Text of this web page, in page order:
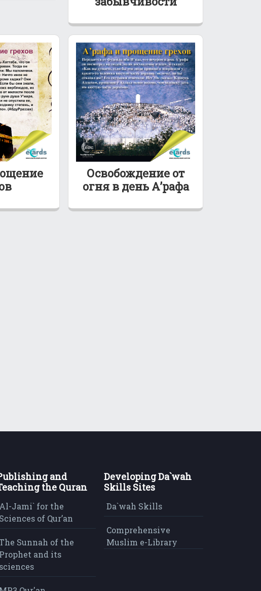
Освобождение от
огня в день А’рафа
and
the Quran
Al-Jami` for the
Sciences of Qur’an
Sunnah of the
Prophet and its
sciences
Developing Da`wah
Skills Sites
Da`wah Skills
Comprehensive
Muslim e-Library